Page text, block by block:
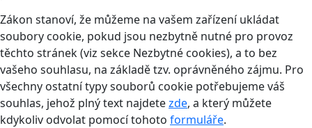
Zákon stanoví, že můžeme na vašem zařízení ukládat
soubory cookie, pokud jsou nezbytně nutné pro provoz
těchto stránek (viz sekce Nezbytné cookies), a to bez
vašeho souhlasu, na základě tzv. oprávněného zájmu. Pro
všechny ostatní typy souborů cookie potřebujeme váš
souhlas, jehož plný text najdetezde, a který můžete
kdykoliv odvolat pomocí tohoto formuláře.